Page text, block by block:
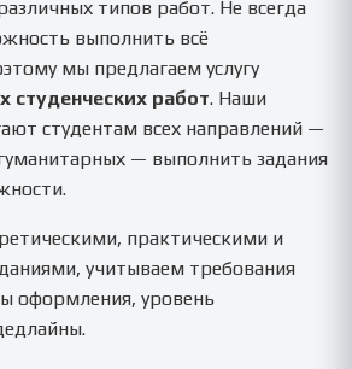
типов работ. Не всегда
выполнить всё
мы предлагаем услугу
студенческих работ. Наши
студентам всех направлений —
— выполнить задания
практическими и
учитываем требования
оформления, уровень